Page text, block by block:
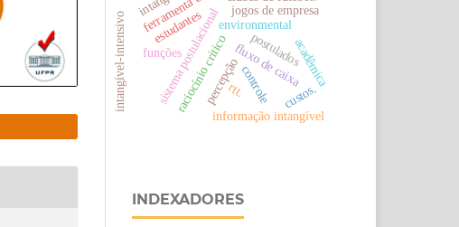
environmental
sistema postulacional fluxo de caixa
controle
raciocínio crítico
jogos de empresa
funções
percepção
estudantes
postulados
informação intangível
acadêmica
custos.
rtt.
intangível-intensivo
INDEXADORES